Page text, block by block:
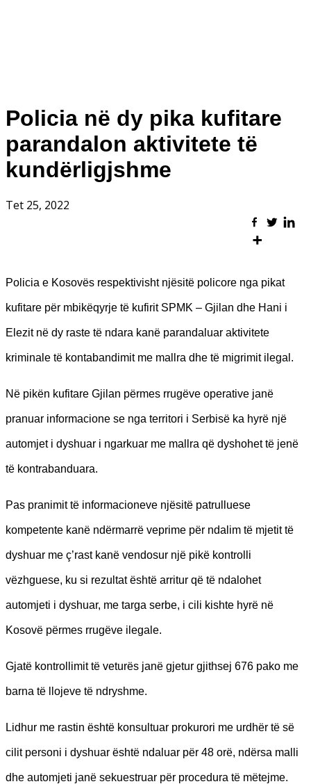
Policia në dy pika kufitare
parandalon aktivitete të
kundërligjshme
Tet 25, 2022
Policia e Kosovës respektivisht njësitë policore nga pikat
kufitare për mbikëqyrje të kufirit SPMK – Gjilan dhe Hani i
Elezit në dy raste të ndara kanë parandaluar aktivitete
kriminale të kontabandimit me mallra dhe të migrimit ilegal.
Në pikën kufitare Gjilan përmes rrugëve operative janë
pranuar informacione se nga territori i Serbisë ka hyrë një
automjet i dyshuar i ngarkuar me mallra që dyshohet të jenë
të kontrabanduara.
Pas pranimit të informacioneve njësitë patrulluese
kompetente kanë ndërmarrë veprime për ndalim të mjetit të
dyshuar me ç’rast kanë vendosur një pikë kontrolli
vëzhguese, ku si rezultat është arritur që të ndalohet
automjeti i dyshuar, me targa serbe, i cili kishte hyrë në
Kosovë përmes rrugëve ilegale.
Gjatë kontrollimit të veturës janë gjetur gjithsej 676 pako me
barna të llojeve të ndryshme.
Lidhur me rastin është konsultuar prokurori me urdhër të së
cilit personi i dyshuar është ndaluar për 48 orë, ndërsa malli
dhe automjeti janë sekuestruar për procedura të mëtejme.